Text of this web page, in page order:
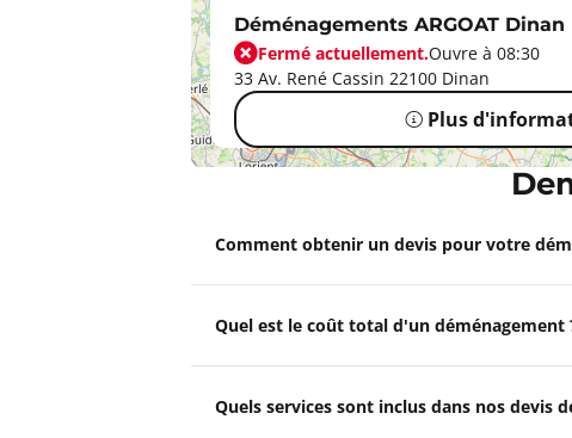
Déménagements ARGOAT Dinan
Fermé actuellement.Ouvre à 08:30
33 Av. René Cassin 22100 Dinan
Plus
Déménagements ABER
Les Sept Pertuis Rue De La Grassinais
Plus
Comment obtenir un devis pour votre
Quel est le coût total d'un déménagement
Quels services sont inclus dans nos devis